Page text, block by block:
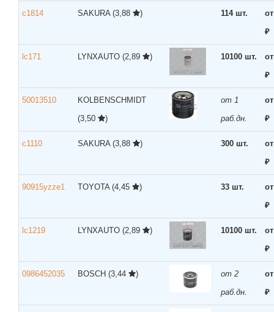
c1814 SAKURA (3,88 ) 114 шт.
₽
lc171 LYNXAUTO (2,89 ) 10100 шт.
₽
50013510
KOLBENSCHMIDT
(3,50
)
от 1
раб.дн.
₽
c1110 SAKURA (3,88 ) 300 шт.
₽
90915yzze1 TOYOTA (4,45 ) 33 шт.
₽
lc1219 LYNXAUTO (2,89 ) 10100 шт.
₽
0986452035 BOSCH (3,44 )
от 2
раб.дн.
₽